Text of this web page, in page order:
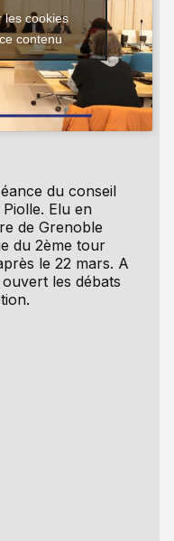
du conseil
Elu en
de Grenoble
du 2ème tour
le 22 mars. A
les débats
les cookies
contenu